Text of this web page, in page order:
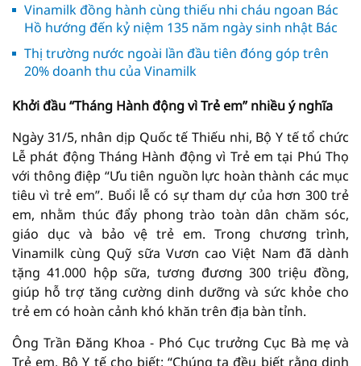
Vinamilk đồng hành cùng thiếu nhi cháu ngoan Bác
Hồ hướng đến kỷ niệm 135 năm ngày sinh nhật Bác
Thị trường nước ngoài lần đầu tiên đóng góp trên
20% doanh thu của Vinamilk
Khởi đầu “Tháng Hành động vì Trẻ em” nhiều ý nghĩa
Ngày 31/5, nhân dịp Quốc tế Thiếu nhi, Bộ Y tế tổ chức
Lễ phát động Tháng Hành động vì Trẻ em tại Phú Thọ
với thông điệp “Ưu tiên nguồn lực hoàn thành các mục
tiêu vì trẻ em”. Buổi lễ có sự tham dự của hơn 300 trẻ
em, nhằm thúc đẩy phong trào toàn dân chăm sóc,
giáo dục và bảo vệ trẻ em. Trong chương trình,
Vinamilk cùng Quỹ sữa Vươn cao Việt Nam đã dành
tặng 41.000 hộp sữa, tương đương 300 triệu đồng,
giúp hỗ trợ tăng cường dinh dưỡng và sức khỏe cho
trẻ em có hoàn cảnh khó khăn trên địa bàn tỉnh.
Ông Trần Đăng Khoa - Phó Cục trưởng Cục Bà mẹ và
Trẻ em, Bộ Y tế cho biết: “Chúng ta đều biết rằng dinh